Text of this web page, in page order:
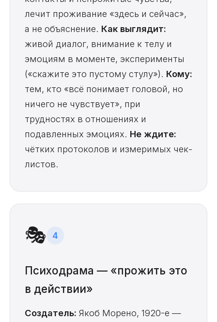
лечит проживание «здесь и сейчас»,
а не объяснение. Как выглядит:
живой диалог, внимание к телу и
эмоциям в моменте, эксперименты
(«скажите это пустому стулу»). Кому:
тем, кто «всё понимает головой, но
ничего не чувствует», при
трудностях в отношениях и
подавленных эмоциях. Не ждите:
чётких протоколов и измеримых чек-
листов.
🎭 4
Психодрама — «прожить это
в действии»
Создатель: Якоб Морено, 1920-е —